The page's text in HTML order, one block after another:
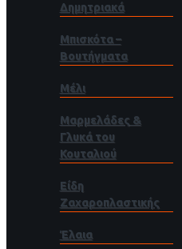
Δημητριακά
Μπισκότα –
Βουτήγματα
Μέλι
Μαρμελάδες &
Γλυκά του
Κουταλιού
Είδη
Ζαχαροπλαστικής
Έλαια